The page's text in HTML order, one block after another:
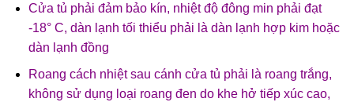
Cửa tủ phải đảm bảo kín, nhiệt độ đông min phải đạt
-18° C, dàn lạnh tối thiểu phải là dàn lạnh hợp kim hoặc
dàn lạnh đồng
Roang cách nhiệt sau cánh cửa tủ phải là roang trắng,
không sử dụng loại roang đen do khe hở tiếp xúc cao,